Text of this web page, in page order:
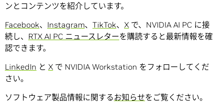
ンとコンテンツを紹介しています。
Facebook、 Instagram、 TikTok、 X で、NVIDIA AI PC に接
続し、 RTX AI PC ニュースレターを購読すると最新情報を確
認できます。
LinkedIn と X で NVIDIA Workstation をフォローしてくだ
さい。
ソフトウェア製品情報に関するお知らせをご覧ください。